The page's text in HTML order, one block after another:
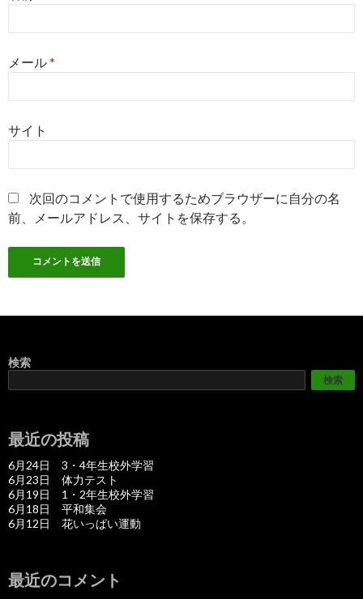
メール*
サイト
次回のコメントで使用するためブラウザーに自分の名
前、メールアドレス、サイトを保存する。
検索
検索
最近の投稿
6月24日 3・4年生校外学習
6月23日 体力テスト
6月19日 1・2年生校外学習
6月18日 平和集会
6月12日 花いっぱい運動
最近のコメント